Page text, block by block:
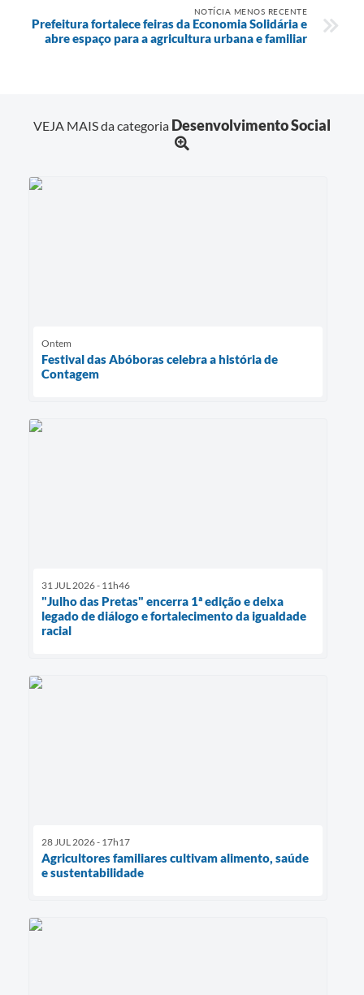
NOTÍCIA MENOS RECENTE
Prefeitura fortalece feiras da Economia Solidária e
abre espaço para a agricultura urbana e familiar
VEJA MAIS da categoria Desenvolvimento Social
Ontem
Festival das Abóboras celebra a história de
Contagem
31 JUL 2026 - 11h46
"Julho das Pretas" encerra 1ª edição e deixa
legado de diálogo e fortalecimento da igualdade
racial
28 JUL 2026 - 17h17
Agricultores familiares cultivam alimento, saúde
e sustentabilidade